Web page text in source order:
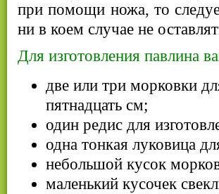
при помощи ножа, то
ни в коем случае не
Для изготовления павлина
две или три морковки
пятнадцать см;
один редис для
одна тонкая луковица
небольшой кусок
маленький кусочек